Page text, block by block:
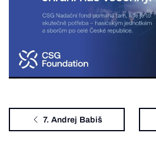
7. Andrej Babiš